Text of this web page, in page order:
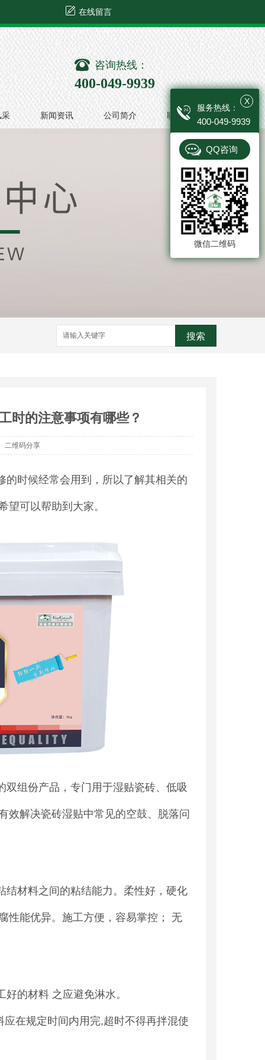
在线留言
咨询热线：
400-049-9939
新闻资讯 公司简介 联系我们
搜索
时的注意事项有哪些？
二维码分享
时候经常会用到，所以了解其相关的
望可以帮助到大家。
组份产品，专门用于湿贴瓷砖、低吸
效解决瓷砖湿贴中常见的空鼓、脱落问
结材料之间的粘结能力。柔性好，硬化
性能优异。施工方便，容易掌控； 无
的材料 之应避免淋水。
在规定时间内用完,超时不得再拌混使
X
服务热线：
400-049-9939
QQ咨询
微信二维码